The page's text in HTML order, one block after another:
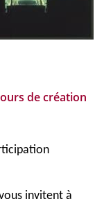
de création
invitent à